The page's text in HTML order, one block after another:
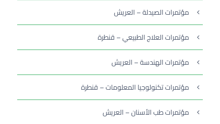
مؤتمرات الصيدلة – العريش
مؤتمرات العلاج الطبيعي – قنطرة
مؤتمرات الهندسة – العريش
مؤتمرات تكنولوجيا المعلومات – قنطرة
مؤتمرات طب الأسنان – العريش